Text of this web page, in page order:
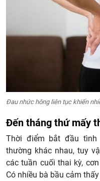
Đau nhức hông liên tục khiến
Đến tháng thứ mấy
Thời điểm bắt đầu
thường khác nhau, tuy
các tuần cuối thai kỳ,
Có nhiều bà bầu cảm